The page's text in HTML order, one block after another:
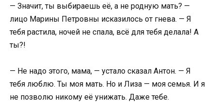
— Значит, ты выбираешь её, а не родную мать? —
лицо Марины Петровны исказилось от гнева. — Я
тебя растила, ночей не спала, всё для тебя делала! А
ты?!
— Не надо этого, мама, — устало сказал Антон. — Я
тебя люблю. Ты моя мать. Но и Лиза — моя семья. И я
не позволю никому её унижать. Даже тебе.